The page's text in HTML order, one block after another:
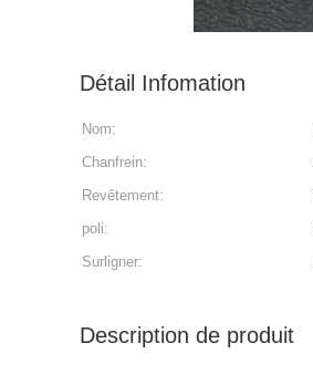
Détail Infomation
Nom:
Chanfrein:
Revêtement:
poli:
Surligner:
Description de produit